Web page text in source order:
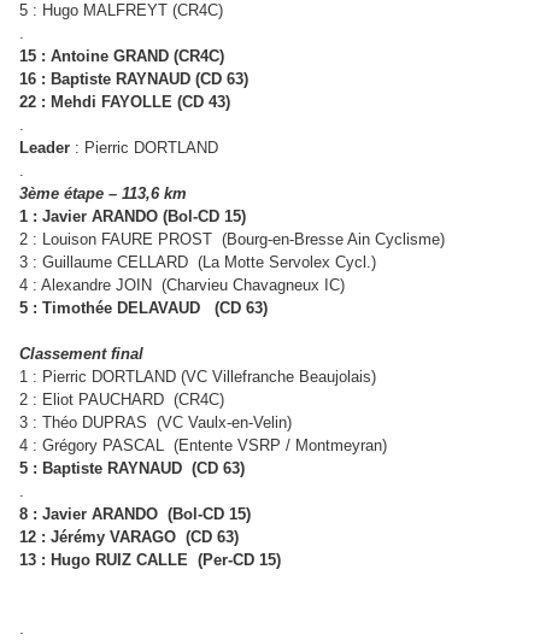
5 : Hugo MALFREYT (CR4C)
.
15 : Antoine GRAND (CR4C)
16 : Baptiste RAYNAUD (CD 63)
22 : Mehdi FAYOLLE (CD 43)
.
Leader : Pierric DORTLAND
.
3ème étape – 113,6 km
1 : Javier ARANDO (Bol-CD 15)
2 : Louison FAURE PROST (Bourg-en-Bresse Ain Cyclisme)
3 : Guillaume CELLARD (La Motte Servolex Cycl.)
4 : Alexandre JOIN (Charvieu Chavagneux IC)
5 : Timothée DELAVAUD (CD 63)
Classement final
1 : Pierric DORTLAND (VC Villefranche Beaujolais)
2 : Eliot PAUCHARD (CR4C)
3 : Théo DUPRAS (VC Vaulx-en-Velin)
4 : Grégory PASCAL (Entente VSRP / Montmeyran)
5 : Baptiste RAYNAUD (CD 63)
.
8 : Javier ARANDO (Bol-CD 15)
12 : Jérémy VARAGO (CD 63)
13 : Hugo RUIZ CALLE (Per-CD 15)
.